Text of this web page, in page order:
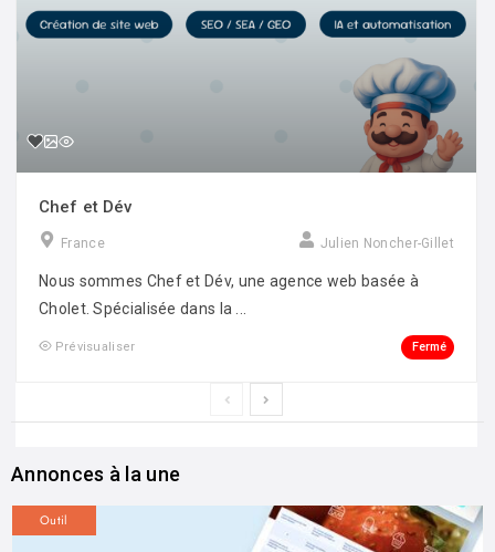
Chef et Dév
France Julien Noncher-Gillet
Nous sommes Chef et Dév, une agence web basée à
Cholet. Spécialisée dans la ...
Prévisualiser Fermé
Annonces à la une
Outil